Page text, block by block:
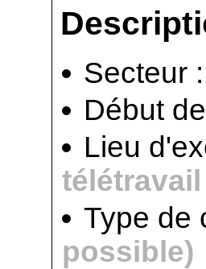
Secteur :
Début
Lieu
Type de
possible)